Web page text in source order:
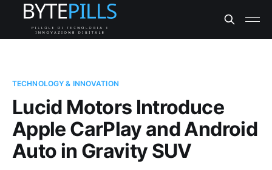
TECHNOLOGY & INNOVATION
Lucid Motors Introduce
Apple CarPlay and Android
Auto in Gravity SUV